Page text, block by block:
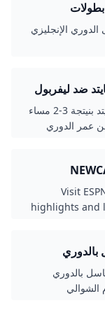
بطولات
الدوري الإنجليزي
ضد ليفربول
فاز ليفربول على حساب مضيفه نيوكاسل يونايتد بنيتجة 3-2 مساء
من عمر الدوري
Visit
highlights and
بالدوري
بالدوري